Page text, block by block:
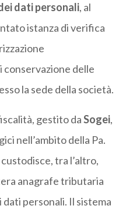
dati personali, al
istanza di verifica
conservazione delle
la sede della società.
gestito daSogei,
nell’ambito della Pa.
tra l’altro,
anagrafe tributaria
personali. Il sistema